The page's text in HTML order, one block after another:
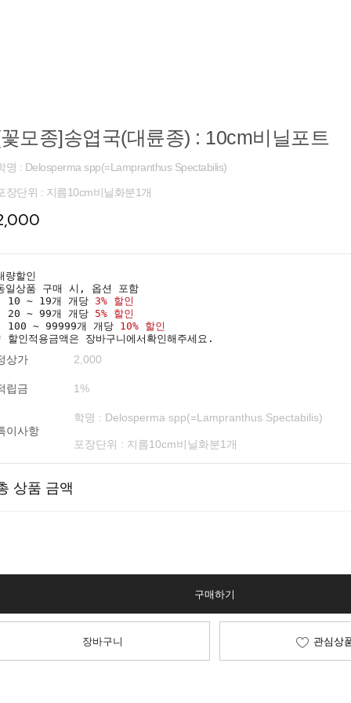
모종]송엽국(대륜종) : 10cm비닐포트
명 : Delosperma spp(=Lampranthus Spectabilis)
장단위 : 지름10cm비닐화분1개
량할인
일상품 구매 시, 옵션 포함
10 ~ 19개 개당 3% 할인
20 ~ 99개 개당 5% 할인
100 ~ 99999개 개당 10% 할인
할인적용금액은 장바구니에서확인해주세요.
상가 2,000
립금 1%
이사항
학명 : Delosperma spp(=Lampranthus Spectabilis)
포장단위 : 지름10cm비닐화분1개
상품 금액
구매하기
장바구니 관심상